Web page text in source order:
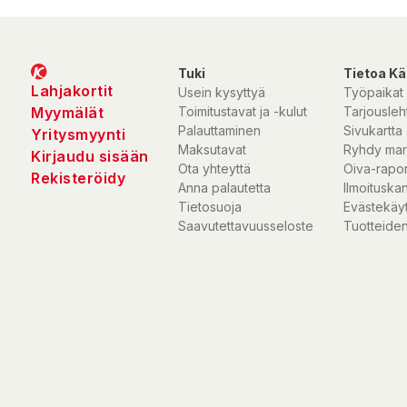
Lahjakortit
Myymälät
Yritysmyynti
Kirjaudu sisään
Rekisteröidy
Tuki
Usein kysyttyä
Toimitustavat ja -kulut
Palauttaminen
Maksutavat
Ota yhteyttä
Anna palautetta
Tietosuoja
Saavutettavuusseloste
Tietoa
Työpaikat
Sivukartta
Ryhdy
Oiva-